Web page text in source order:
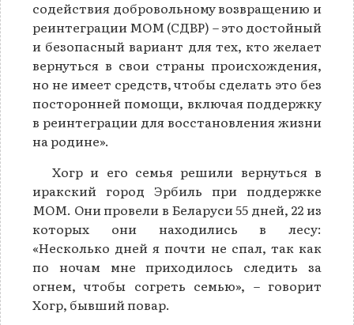
содействия добровольному возвращению и
реинтеграции МОМ (СДВР) – это достойный
и безопасный вариант для тех, кто желает
вернуться в свои страны происхождения,
но не имеет средств, чтобы сделать это без
посторонней помощи, включая поддержку
в реинтеграции для восстановления жизни
на родине».
Хогр и его семья решили вернуться в
иракский город Эрбиль при поддержке
МОМ. Они провели в Беларуси 55 дней, 22 из
которых они находились в лесу:
«Несколько дней я почти не спал, так как
по ночам мне приходилось следить за
огнем, чтобы согреть семью», – говорит
Хогр, бывший повар.